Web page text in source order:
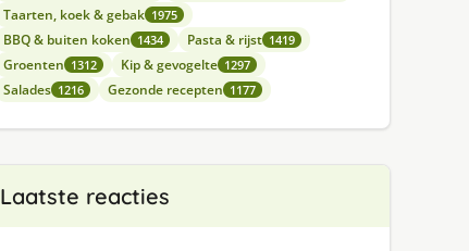
Taarten, koek & gebak 1975
BBQ & buiten koken 1434 Pasta & rijst 1419
Groenten 1312 Kip & gevogelte 1297
Salades 1216 Gezonde recepten 1177
Laatste reacties